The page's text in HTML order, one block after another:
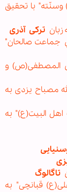
وسنّته" با تحقیق
ترکی آذری
جماعت صالحان"
المصطفی(ص) و
مصباح یزدی به
"في رحاب اهل ‌البيت(ع)" به
تاگالوگ
قبانچی" به